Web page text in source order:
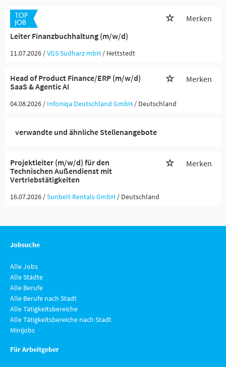
Leiter Finanzbuchhaltung (m/w/d)
Merken
11.07.2026 /VGS Südharz mbH / Hettstedt
Head of Product Finance/ERP (m/w/d)
SaaS & Agentic AI
Merken
04.08.2026 / Infoniqa Deutschland GmbH / Deutschland
verwandte und ähnliche Stellenangebote
Projektleiter (m/w/d) für den
Technischen Außendienst mit
Vertriebstätigkeiten
Merken
16.07.2026 /Sunbelt Rentals GmbH / Deutschland
Jobsuche
Alle Jobs
Alle Städte
Alle Berufe
Alle Berufe nach Stadt
Alle Tätigkeitsbereiche
Alle Tätigkeitsbereiche nach Stadt
Minijobs
Für Arbeitgeber